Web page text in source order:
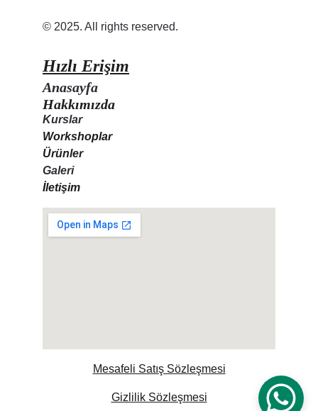
© 2025. All rights reserved.
Hızlı Erişim
Anasayfa
Hakkımızda
Kurslar
Workshoplar
Ürünler
Galeri
İletişim
Mesafeli Satış Sözleşmesi
Gizlilik Sözleşmesi